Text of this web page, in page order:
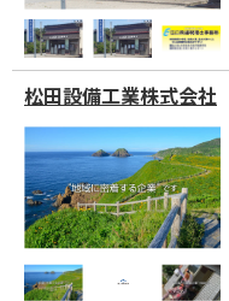
松田設備工業株式会社